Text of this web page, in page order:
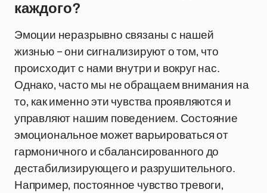
каждого?
Эмоции неразрывно связаны с нашей
жизнью – они сигнализируют о том, что
происходит с нами внутри и вокруг нас.
Однако, часто мы не обращаем внимания на
то, как именно эти чувства проявляются и
управляют нашим поведением. Состояние
эмоциональное может варьироваться от
гармоничного и сбалансированного до
дестабилизирующего и разрушительного.
Например, постоянное чувство тревоги,